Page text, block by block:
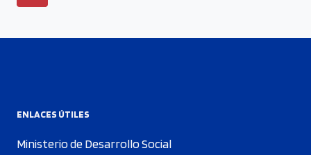
ENLACES ÚTILES
Ministerio de Desarrollo Social